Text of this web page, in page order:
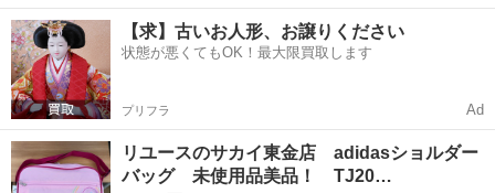
レ、キズ、落としきれない汚れなどございます ・詳細は現地でご確認
ください ・お値引きは出来かねますのでご了承願います ※中古品の...
千葉 柏市 バッグ
【求】古いお人形、お譲りください
状態が悪くてもOK！最大限買取します
プリフラ Ad
リユースのサカイ東金店 adidasショルダー
バッグ 未使用品美品！ TJ20…